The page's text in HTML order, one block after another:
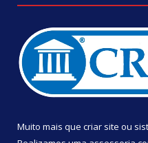
Muito mais que criar site ou